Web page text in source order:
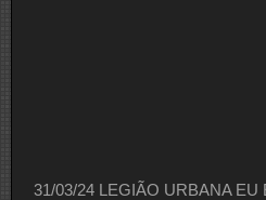
31/03/24 LEGIÃO URBANA